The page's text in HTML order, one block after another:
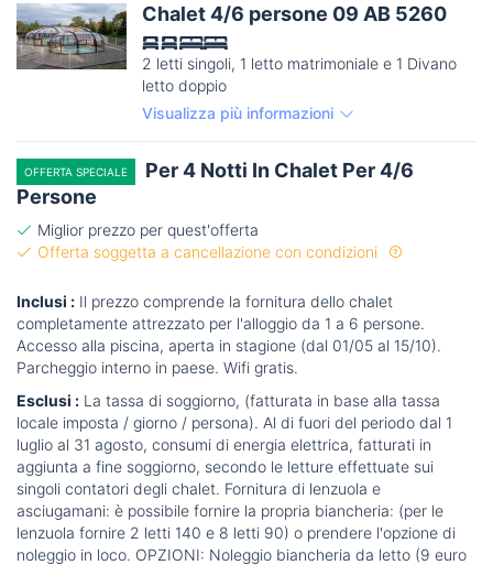
Chalet 4/6 persone 09 AB 5260
2 letti singoli, 1 letto matrimoniale e 1 Divano
letto doppio
Visualizza più informazioni
OFFERTA SPECIALE
Per 4 Notti In Chalet Per 4/6
Persone
Miglior prezzo per quest'offerta
Offerta soggetta a cancellazione con condizioni
Inclusi : Il prezzo comprende la fornitura dello chalet
completamente attrezzato per l'alloggio da 1 a 6 persone.
Accesso alla piscina, aperta in stagione (dal 01/05 al 15/10).
Parcheggio interno in paese. Wifi gratis.
Esclusi : La tassa di soggiorno, (fatturata in base alla tassa
locale imposta / giorno / persona). Al di fuori del periodo dal 1
luglio al 31 agosto, consumi di energia elettrica, fatturati in
aggiunta a fine soggiorno, secondo le letture effettuate sui
singoli contatori degli chalet. Fornitura di lenzuola e
asciugamani: è possibile fornire la propria biancheria: (per le
lenzuola fornire 2 letti 140 e 8 letti 90) o prendere l'opzione di
noleggio in loco. OPZIONI: Noleggio biancheria da letto (9 euro